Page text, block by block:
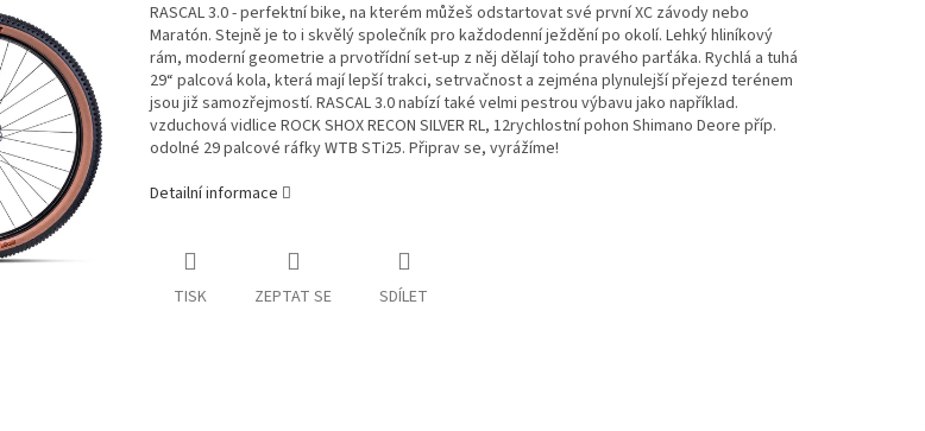
RASCAL 3.0 - perfektní bike, na kterém můžeš odstartovat své první XC závody nebo
Maratón. Stejně je to i skvělý společník pro každodenní ježdění po okolí. Lehký hliníkový
rám, moderní geometrie a prvotřídní set-up z něj dělají toho pravého parťáka. Rychlá a tuhá
29“ palcová kola, která mají lepší trakci, setrvačnost a zejména plynulejší přejezd terénem
jsou již samozřejmostí. RASCAL 3.0 nabízí také velmi pestrou výbavu jako například.
vzduchová vidlice ROCK SHOX RECON SILVER RL, 12rychlostní pohon Shimano Deore příp.
odolné 29 palcové ráfky WTB STi25. Připrav se, vyrážíme!
Detailní informace
TISK ZEPTAT SE SDÍLET